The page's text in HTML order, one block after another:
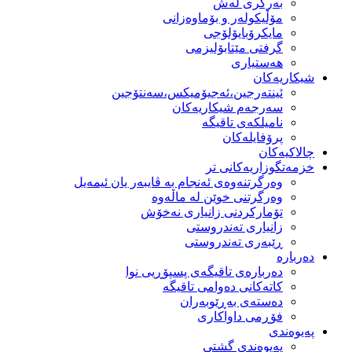
بەرگری لەش
مۆڵیكولەر و بۆماوەزانی
مایكرۆبایۆلۆجی
گرفتی مێتابۆلیزمی
هەستیاری
شیكاریەكان
ئینتەرجین،ئەجیۆمیکس،سەنتۆجین
سەرجەم شیكاریەكان
نامیلكەی تاقیگە
پرۆفایلەكان
چالاکیەکان
خزمەتگوزاریەكانی تر
وه‌رگرتنه‌وه‌ی ئه‌نجام به‌ ڤایبه‌ر یان ئیمه‌یل
وەرگرتنی خوێن لە ماڵەوە
تۆماركردنی زانیاری نەخۆش
زانیاری تەندروستی
ڕێبەری تەندروستی
دەربارە
دەربارەی تاقیگەی پسپۆڕیی نوا
كاتەكانی دەوامی تاقیگە
دەستەی بەڕێوبەران
فۆڕمی داواكاری
پەیوەندی
پەیوەندی گشتی